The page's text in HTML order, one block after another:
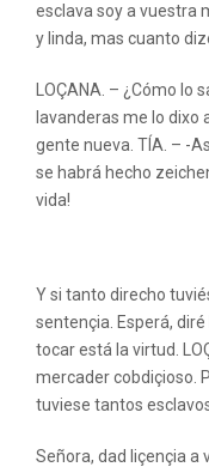
esclava soy a vuestra
y linda, mas cuanto
LOÇANA. – ¿Cómo lo
lavanderas me lo dixo
gente nueva. TÍA. – -
se habrá hecho
vida!
Y si tanto direcho
sentençia. Esperá,
tocar está la virtud.
mercader cobdiçioso.
tuviese tantos
Señora, dad liçençia a